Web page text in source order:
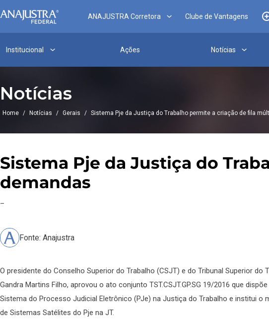
ANAJUSTRA Corretora Clube de Vantagens
Institucional Ações Notícias
Notícias
Home / Notícias / Gerais / Sistema Pje da Justiça do Trabalho permite a criação de fila
Sistema Pje da Justiça do
demandas
–
Fonte: Anajustra
O presidente do Conselho Superior do Trabalho (CSJT) e do Tribunal Superior do
Gandra Martins Filho, aprovou o ato conjunto TST.CSJT.GP.SG 19/2016 que
Sistema do Processo Judicial Eletrônico (PJe) na Justiça do Trabalho e institui o
de Sistemas Satélites do Pje na JT.